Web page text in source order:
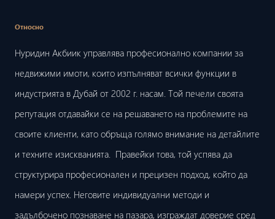
Относно
Нуридин Акбиик управлява професионално компании за
недвижими имоти, които изпълняват всички функции в
индустрията в Дубай от 2002 г. насам. Той печели своята
репутация отдавайки се на решаването на проблемите на
своите клиенти, като обръща голямо внимание на детайлите
и техните изискванията. Правейки това, той успява да
структурира професионален и прецизен подход, който да
намери успех. Неговите индивидуални методи и
задълбочено познаване на пазара, изграждат доверие сред